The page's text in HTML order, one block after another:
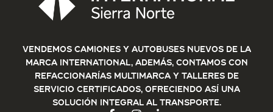
Vendemos Camiones y Autobuses nuevos de la
marca International, además, contamos con
refaccionarías multimarca y talleres de
servicio certificados, ofreciendo así una
solución integral al transporte.